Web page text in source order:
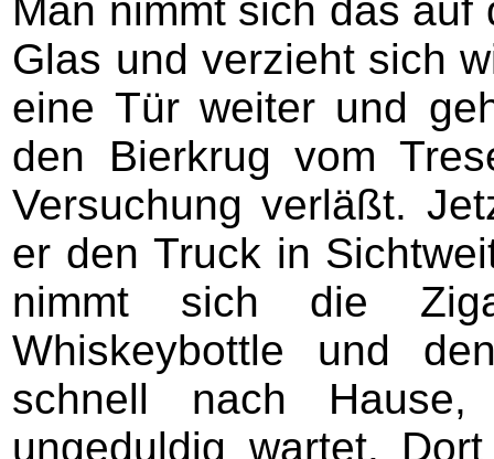
Man nimmt sich das
Glas und verzieht sich
eine Tür weiter und
den Bierkrug vom
Versuchung verläßt.
er den Truck in
nimmt sich die
Whiskeybottle und
schnell nach
ungeduldig wartet.